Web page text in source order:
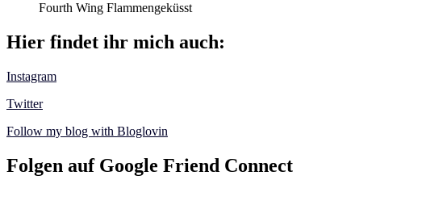
Fourth Wing Flammengeküsst
Hier findet ihr mich auch:
Instagram
Twitter
Follow my blog with Bloglovin
Folgen auf Google Friend Connect